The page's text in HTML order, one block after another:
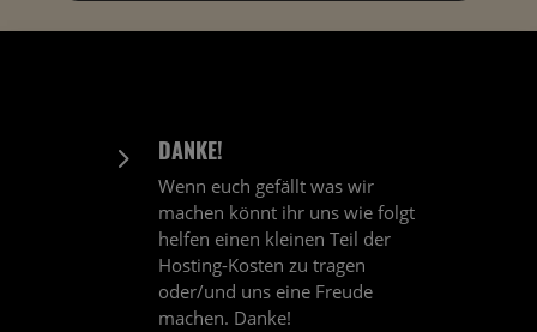
5 DANKE!
Wenn euch gefällt was wir
machen könnt ihr uns wie folgt
helfen einen kleinen Teil der
Hosting-Kosten zu tragen
oder/und uns eine Freude
machen. Danke!